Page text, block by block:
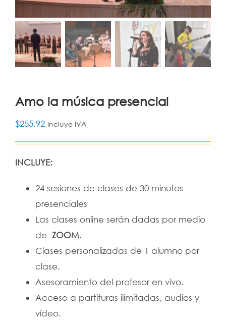
Amo la música presencial
$255.92 Incluye IVA
INCLUYE:
24 sesiones de clases de 30 minutos
presenciales
Las clases online serán dadas por medio
de ZOOM.
Clases personalizadas de 1 alumno por
clase.
Asesoramiento del profesor en vivo.
Acceso a partituras ilimitadas, audios y
vídeo.